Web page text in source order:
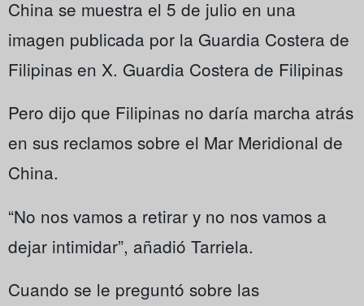
China se muestra el 5 de julio en una
imagen publicada por la Guardia Costera de
Filipinas en X. Guardia Costera de Filipinas
Pero dijo que Filipinas no daría marcha atrás
en sus reclamos sobre el Mar Meridional de
China.
“No nos vamos a retirar y no nos vamos a
dejar intimidar”, añadió Tarriela.
Cuando se le preguntó sobre las